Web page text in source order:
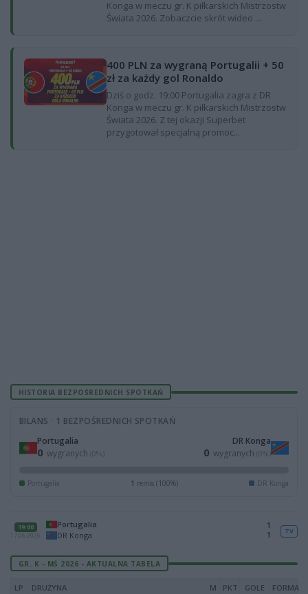
Konga w meczu gr. K piłkarskich Mistrzostw
Świata 2026. Zobaczcie skrót wideo ...
400 PLN za wygraną Portugalii + 50
zł za każdy gol Ronaldo
Dziś o godz. 19:00 Portugalia zagra z DR
Konga w meczu gr. K piłkarskich Mistrzostw
Świata 2026. Z tej okazji Superbet
przygotował specjalną promoc...
HISTORIA BEZPOŚREDNICH SPOTKAŃ
BILANS · 1 BEZPOŚREDNICH SPOTKAŃ
Portugalia
0 wygranych (0%)
DR Konga
0 wygranych (0%)
Portugalia 1 remis (100%) DR Konga
19:00
17.06.2026
Portugalia
DR Konga
1
1
TV
GR. K - MŚ 2026 - AKTUALNA TABELA
LP DRUŻYNA M PKT GOLE FORMA